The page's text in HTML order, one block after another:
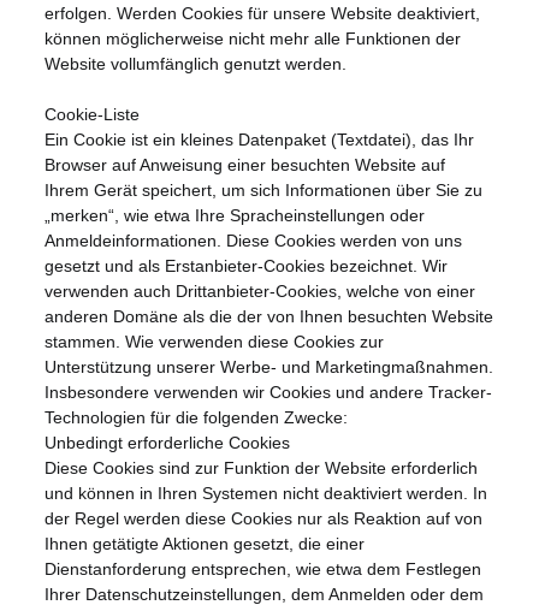
erfolgen. Werden Cookies für unsere Website deaktiviert,
können möglicherweise nicht mehr alle Funktionen der
Website vollumfänglich genutzt werden.
Cookie-Liste
Ein Cookie ist ein kleines Datenpaket (Textdatei), das Ihr
Browser auf Anweisung einer besuchten Website auf
Ihrem Gerät speichert, um sich Informationen über Sie zu
„merken“, wie etwa Ihre Spracheinstellungen oder
Anmeldeinformationen. Diese Cookies werden von uns
gesetzt und als Erstanbieter-Cookies bezeichnet. Wir
verwenden auch Drittanbieter-Cookies, welche von einer
anderen Domäne als die der von Ihnen besuchten Website
stammen. Wie verwenden diese Cookies zur
Unterstützung unserer Werbe- und Marketingmaßnahmen.
Insbesondere verwenden wir Cookies und andere Tracker-
Technologien für die folgenden Zwecke:
Unbedingt erforderliche Cookies
Diese Cookies sind zur Funktion der Website erforderlich
und können in Ihren Systemen nicht deaktiviert werden. In
der Regel werden diese Cookies nur als Reaktion auf von
Ihnen getätigte Aktionen gesetzt, die einer
Dienstanforderung entsprechen, wie etwa dem Festlegen
Ihrer Datenschutzeinstellungen, dem Anmelden oder dem